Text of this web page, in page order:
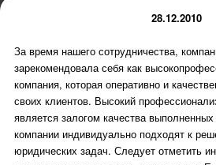
28.12.2010
За время нашего сотрудничества,
зарекомендовала себя как
компания, которая оперативно и
своих клиентов. Высокий
является залогом качества
компании индивидуально подходят к
юридических задач. Следует отметить